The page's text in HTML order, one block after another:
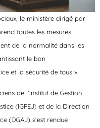
le ministère dirigé par
toutes les mesures
de la normalité dans les
le bon
et la sécurité de tous ».
de l’Institut de Gestion
(IGFEJ) et de la Direction
(DGAJ) s’est rendue